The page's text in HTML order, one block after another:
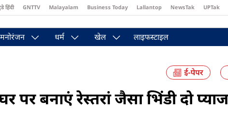
हिंदी GNTTV Malayalam Business Today Lallantop NewsTak UPTak
मनोरंजन धर्म खेल लाइफस्टाइल
बनाएं रेस्तरां जैसा भिंडी दो